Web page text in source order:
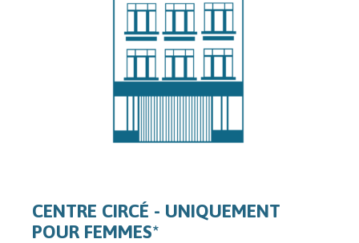
CENTRE CIRCÉ - UNIQUEMENT
POUR FEMMES*